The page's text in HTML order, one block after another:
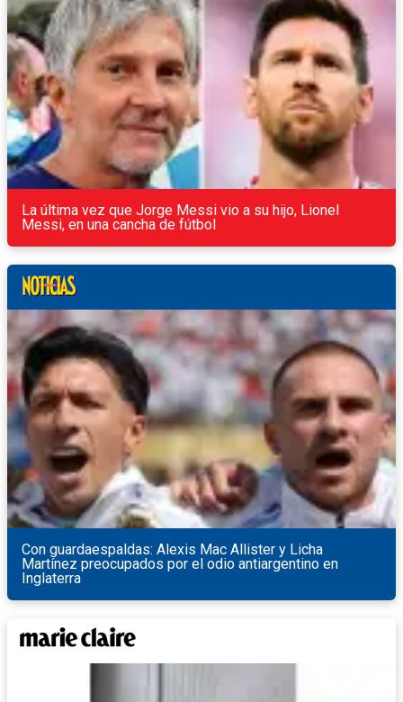
La última vez que Jorge Messi vio a su hijo, Lionel
Messi, en una cancha de fútbol
Con guardaespaldas: Alexis Mac Allister y Licha
Martínez preocupados por el odio antiargentino en
Inglaterra